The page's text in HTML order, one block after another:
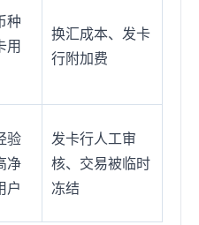
种
用
换汇成本、发卡
行附加费
验
净
户
发卡行人工审
核、交易被临时
冻结